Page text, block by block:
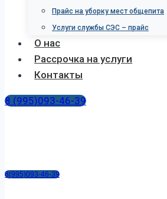
Прайс на уборку мест общепита
Услуги службы СЭС – прайс
О нас
Рассрочка на услуги
Контакты
8 (995)093-46-39
8(995)093-46-39